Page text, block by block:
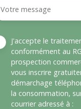
Votre message
J'accepte le
conformément au
prospection
vous inscrire
démarchage
la consommation,
courrier adressé à :